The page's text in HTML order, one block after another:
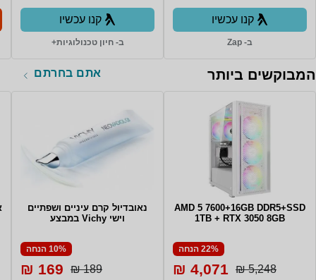
קנו עכשיו
ב- Zap
קנו עכשיו
ב- חיון טכנולוגיות+
המבוקשים ביותר אתם בחרתם
AMD 5 7600+16GB DDR5+SSD
1TB + RTX 3050 8GB
22% הנחה
5,248 ₪
4,071 ₪
נאובדיול קרם עיניים ושפתיים
וישי Vichy במבצע
10% הנחה
189 ₪
169 ₪